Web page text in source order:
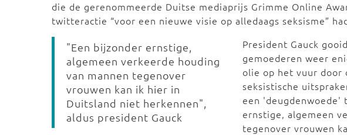
die de gerenommeerde Duitse mediaprijs Grimme Online
twitteractie “voor een nieuwe visie op alledaags seksisme”
"Een bijzonder ernstige,
algemeen verkeerde houding
van mannen tegenover
vrouwen kan ik hier in
Duitsland niet herkennen",
aldus president Gauck
President Gauck
gemoederen weer
olie op het vuur door
seksistische
een 'deugdenwoede'
ernstige, algemeen
tegenover vrouwen